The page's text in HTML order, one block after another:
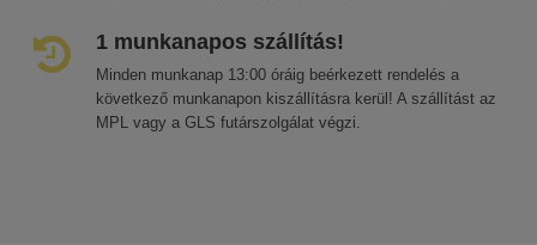
1 munkanapos szállítás!
Minden munkanap 13:00 óráig beérkezett rendelés a
következő munkanapon kiszállításra kerül! A szállítást az
MPL vagy a GLS futárszolgálat végzi.